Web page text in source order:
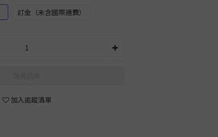
訂金（未含國際運費）
加入追蹤清單